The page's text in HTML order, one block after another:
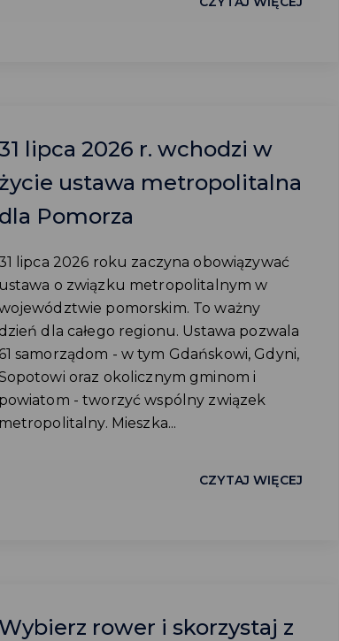
lipca 2026 r. wchodzi w
ustawa metropolitalna
Pomorza
lipca 2026 roku zaczyna obowiązywać
o związku metropolitalnym w
pomorskim. To ważny
dla całego regionu. Ustawa pozwala
samorządom - w tym Gdańskowi, Gdyni,
oraz okolicznym gminom i
- tworzyć wspólny związek
Mieszka...
CZYTAJ WIĘCEJ
rower i skorzystaj z